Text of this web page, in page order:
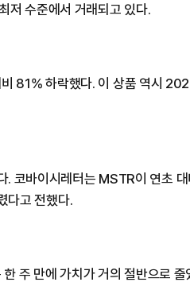
저 수준에서 거래되고 있다.
81% 하락했다. 이 상품 역시
. 코바이시레터는 MSTR이 연초
다고 전했다.
주 만에 가치가 거의 절반으로 줄